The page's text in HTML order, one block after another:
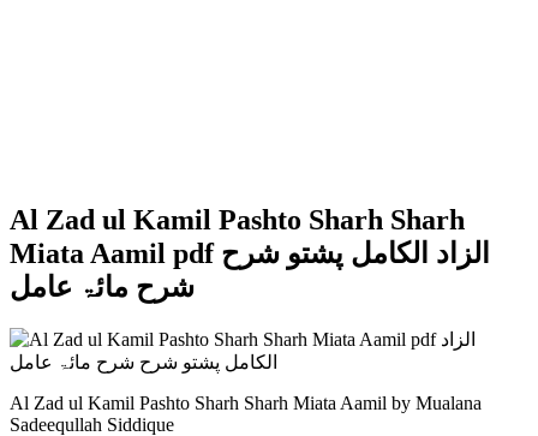
Al Zad ul Kamil Pashto Sharh Sharh
Miata Aamil pdf الزاد الکامل پشتو شرح
شرح مائۃ عامل
Al Zad ul Kamil Pashto Sharh Sharh Miata Aamil by Mualana
Sadeequllah Siddique